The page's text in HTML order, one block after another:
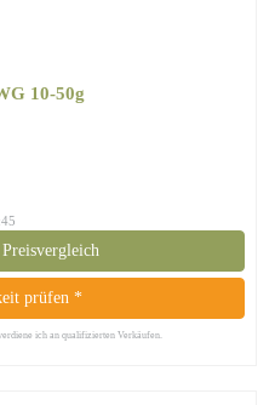
10-50g
prüfen *
ich an qualifizierten Verkäufen.